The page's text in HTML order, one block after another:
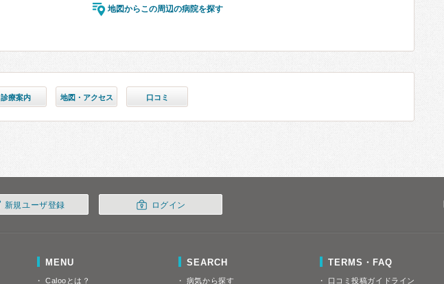
地図からこの周辺の病院を探す
診療案内 地図・アクセス 口コミ
新規ユーザ登録 ログイン
MENU
Calooとは？
SEARCH
病気から探す
TERMS・FAQ
口コミ投稿ガイドライン